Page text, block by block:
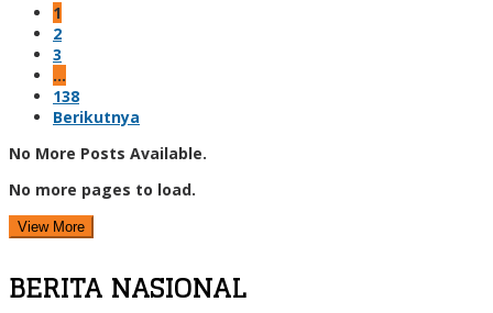
1
2
3
…
138
Berikutnya
No More Posts Available.
No more pages to load.
View More
BERITA NASIONAL